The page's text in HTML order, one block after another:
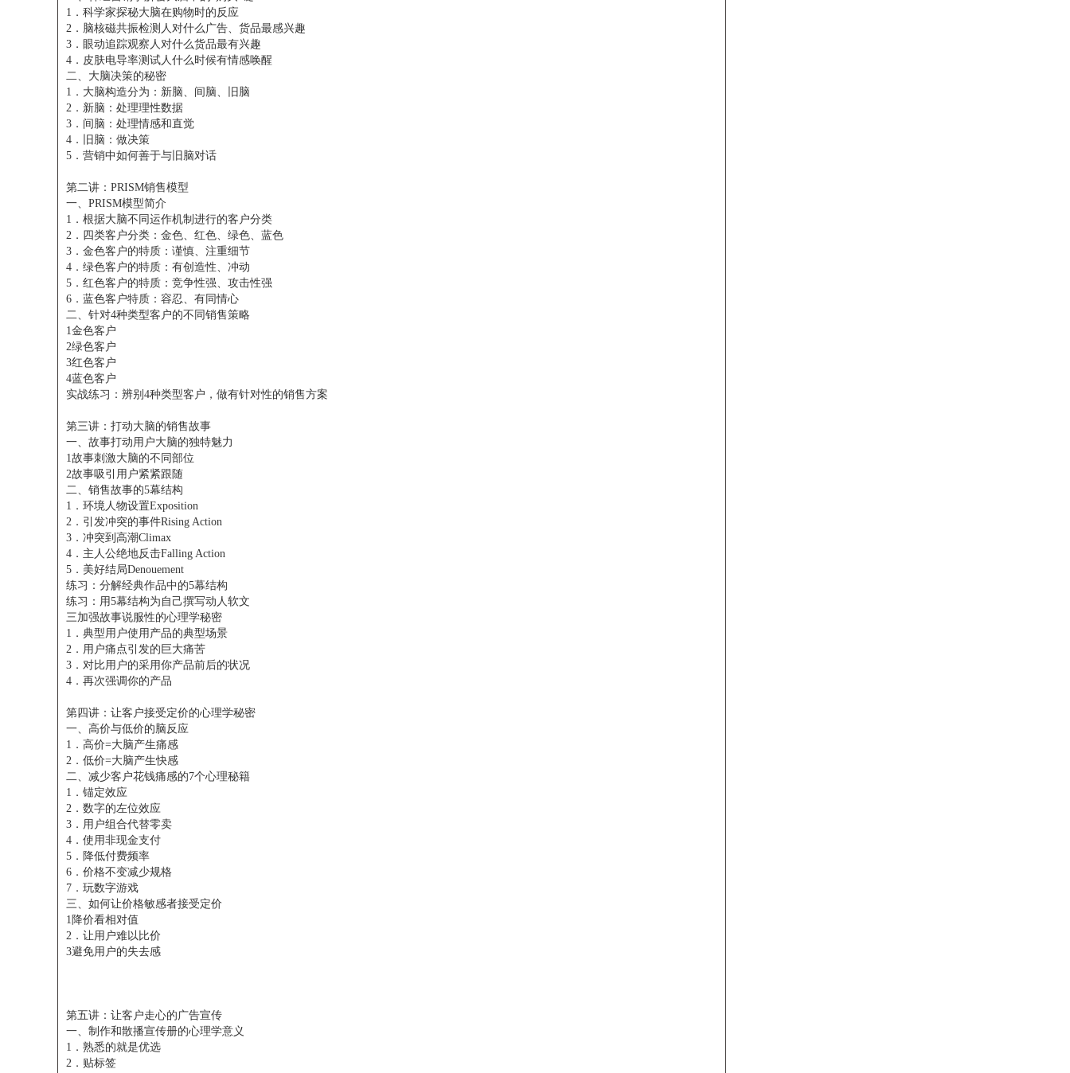
1．科学家探秘大脑在购物时的反应
2．脑核磁共振检测人对什么广告、货品最感兴趣
3．眼动追踪观察人对什么货品最有兴趣
4．皮肤电导率测试人什么时候有情感唤醒
二、大脑决策的秘密
1．大脑构造分为：新脑、间脑、旧脑
2．新脑：处理理性数据
3．间脑：处理情感和直觉
4．旧脑：做决策
5．营销中如何善于与旧脑对话
第二讲：PRISM销售模型
一、PRISM模型简介
1．根据大脑不同运作机制进行的客户分类
2．四类客户分类：金色、红色、绿色、蓝色
3．金色客户的特质：谨慎、注重细节
4．绿色客户的特质：有创造性、冲动
5．红色客户的特质：竞争性强、攻击性强
6．蓝色客户特质：容忍、有同情心
二、针对4种类型客户的不同销售策略
1金色客户
2绿色客户
3红色客户
4蓝色客户
实战练习：辨别4种类型客户，做有针对性的销售方案
第三讲：打动大脑的销售故事
一、故事打动用户大脑的独特魅力
1故事刺激大脑的不同部位
2故事吸引用户紧紧跟随
二、销售故事的5幕结构
1．环境人物设置Exposition
2．引发冲突的事件Rising Action
3．冲突到高潮Climax
4．主人公绝地反击Falling Action
5．美好结局Denouement
练习：分解经典作品中的5幕结构
练习：用5幕结构为自己撰写动人软文
三加强故事说服性的心理学秘密
1．典型用户使用产品的典型场景
2．用户痛点引发的巨大痛苦
3．对比用户的采用你产品前后的状况
4．再次强调你的产品
第四讲：让客户接受定价的心理学秘密
一、高价与低价的脑反应
1．高价=大脑产生痛感
2．低价=大脑产生快感
二、减少客户花钱痛感的7个心理秘籍
1．锚定效应
2．数字的左位效应
3．用户组合代替零卖
4．使用非现金支付
5．降低付费频率
6．价格不变减少规格
7．玩数字游戏
三、如何让价格敏感者接受定价
1降价看相对值
2．让用户难以比价
3避免用户的失去感
第五讲：让客户走心的广告宣传
一、制作和散播宣传册的心理学意义
1．熟悉的就是优选
2．贴标签